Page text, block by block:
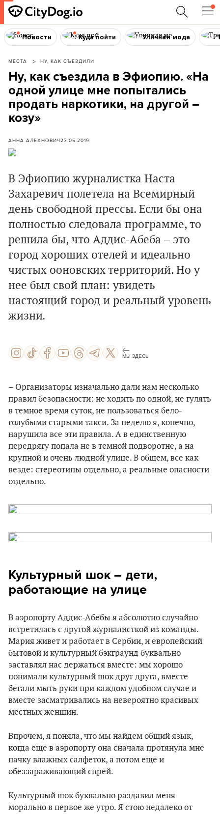
Новости Куда пойти Уличная мода
МЕСТА НУ, КАК СЪЕЗДИЛИ
Ну, как съездила в Эфиопию. «На
одной улице мне попытались
продать наркотики, на другой –
козу»
АННА АЛЕХНОВИЧ23.05.2019
В Эфиопию журналистка Наста
Захаревич полетела на Всемирный
день свободной прессы. Если бы она
полностью следовала программе, то
решила бы, что Аддис-Абеба – это
город хороших отелей и идеально
чистых ооновских территорий. Но у
нее был свой план: увидеть
настоящий город и реальный уровень
жизни.
МЫ ЗДЕСЬ
– Организаторы изначально дали нам несколько
правил безопасности: не ходить по одной, не гулять
в темное время суток, не пользоваться бело-
голубыми старыми такси. За неделю я, конечно,
нарушила все эти правила. А в единственную
передрягу попала не в темной подворотне, а на
крупной и очень людной улице. В общем, все как
везде: стереотипы отдельно, а реальные опасности
отдельно.
Культурный шок – дети,
работающие на улице
В аэропорту Аддис-Абебы я абсолютно случайно
встретилась с другой журналисткой из команды.
Мария живет и работает в Сербии, и европейский
бытовой и культурный бэкграунд буквально
заставлял нас держаться вместе: мы хорошо
понимали культурный шок друг друга, вместе
бегали мыть руки при каждом удобном случае и
вместе засматривались на невероятно красивых
местных женщин.
Впрочем, я поняла, что мы найдем общий язык,
когда еще в аэропорту она сначала протянула мне
пачку влажных салфеток, а потом еще и
обеззараживающий спрей.
Культурный шок буквально раздавил меня
морально в первое же утро. Я стою недалеко от